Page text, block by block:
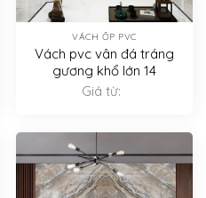
VÁCH ỐP PVC
Vách pvc vân đá tráng
gương khổ lớn 14
Giá từ: